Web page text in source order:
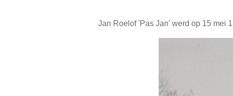
Jan Roelof 'Pas Jan' werd op 15 mei